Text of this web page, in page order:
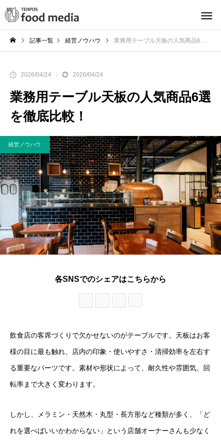
記事一覧 経営ノウハウ 業務用テーブル天板の人気商品6選を徹底比較！
2026/04/24 2026/04/24
業務用テーブル天板の人気商品6選
を徹底比較！
経営ノウハウ
各SNSでのシェアはこちらから
飲食店の客席づくりで欠かせないのがテーブルです。天板はお客
様の目に最も触れ、店内の印象・使いやすさ・清掃効率を左右す
る重要なパーツです。素材や形状によって、耐久性や雰囲気、回
転率まで大きく変わります。
しかし、メラミン・天然木・丸型・長方形など種類が多く、「ど
れを選べばいいかわからない」という店舗オーナーさんも少なく